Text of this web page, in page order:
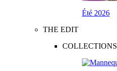
Été 2026
THE EDIT
COLLECTIONS